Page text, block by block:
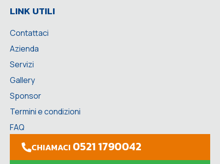
LINK UTILI
Contattaci
Azienda
Servizi
Gallery
Sponsor
Termini e condizioni
FAQ
CHIAMACI 0521 1790042